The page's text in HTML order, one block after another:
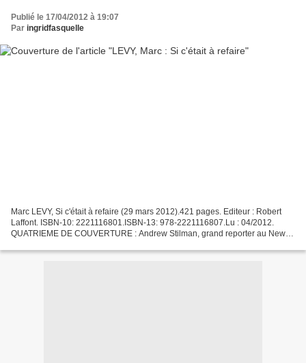
Publié le 17/04/2012 à 19:07
Par ingridfasquelle
Marc LEVY, Si c'était à refaire (29 mars 2012).421 pages. Editeur : Robert
Laffont. ISBN-10: 2221116801.ISBN-13: 978-2221116807.Lu : 04/2012.
QUATRIEME DE COUVERTURE : Andrew Stilman, grand reporter au New